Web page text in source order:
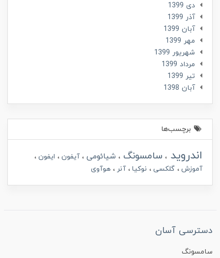
دی 1399
آذر 1399
آبان 1399
مهر 1399
شهریور 1399
مرداد 1399
تير 1399
آبان 1398
برچسب‌ها
اندروید سامسونگ شیائومی آیفون
ایفون
آموزش
گلکسی نوکیا آنر هوآوی
دسترسی آسان
سامسونگ